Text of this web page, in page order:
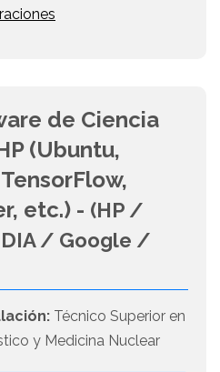
de Ciencia
(Ubuntu,
etc.) - (HP /
/ Google /
Técnico Superior en
y Medicina Nuclear